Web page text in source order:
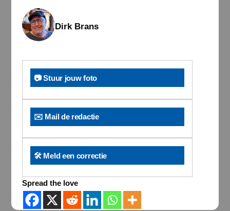
Dirk Brans
📷 Stuur jouw foto
✉️ Mail de redactie
🛠️ Meld een correctie
Spread the love